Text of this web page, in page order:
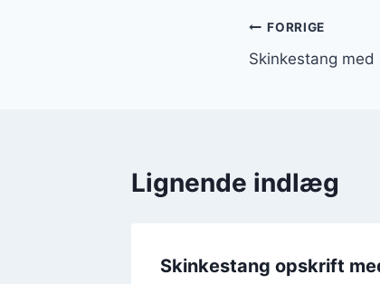
FORRIGE
Skinkestang
Lignende indlæg
Skinkestang opskrift